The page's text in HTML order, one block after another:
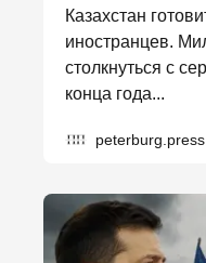
Казахстан
иностранцев.
столкнуться с
конца года...
peterburg.press